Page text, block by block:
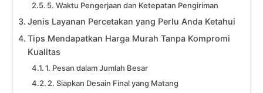
5. Waktu Pengerjaan dan Ketepatan Pengiriman
Jenis Layanan Percetakan yang Perlu Anda Ketahui
Tips Mendapatkan Harga Murah Tanpa Kompromi
Kualitas
1. Pesan dalam Jumlah Besar
2. Siapkan Desain Final yang Matang